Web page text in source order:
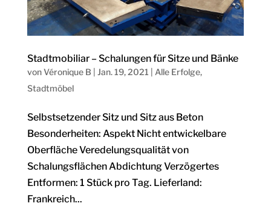
Stadtmobiliar – Schalungen für Sitze und Bänke
vonVéronique B Jan. 19, 2021 Alle Erfolge,
Stadtmöbel
Selbstsetzender Sitz und Sitz aus Beton
Besonderheiten: Aspekt Nicht entwickelbare
Oberfläche Veredelungsqualität von
Schalungsflächen Abdichtung Verzögertes
Entformen: 1 Stück pro Tag. Lieferland:
Frankreich...